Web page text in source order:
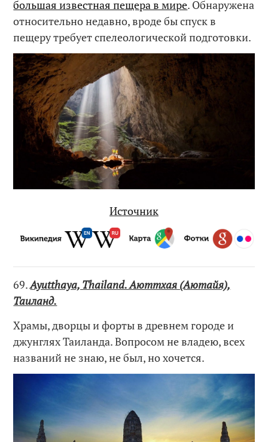
большая известная пещера в мире. Обнаружена
относительно недавно, вроде бы спуск в
пещеру требует спелеологической подготовки.
Источник
69.Ayutthaya, Thailand. Аюттхая (Аютайя),
Таиланд.
Храмы, дворцы и форты в древнем городе и
джунглях Таиланда. Вопросом не владею, всех
названий не знаю, не был, но хочется.